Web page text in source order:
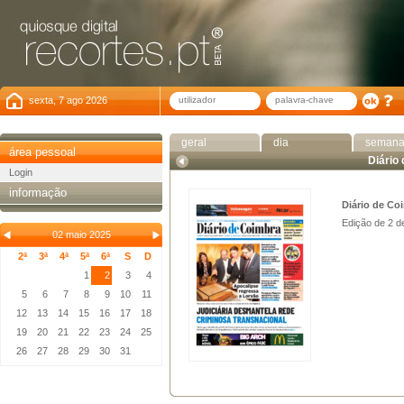
sexta, 7 ago 2026
área pessoal
Login
informação
02 maio 2025
2ª
3ª 4ª 5ª 6ª S
D
1
2 3
4
5
6 7 8 9 10
11
12
13 14 15 16 17
18
19
20 21 22 23 24
25
26
27 28 29 30 31
geral dia
semana
Diário
Diário de
Edição de 2